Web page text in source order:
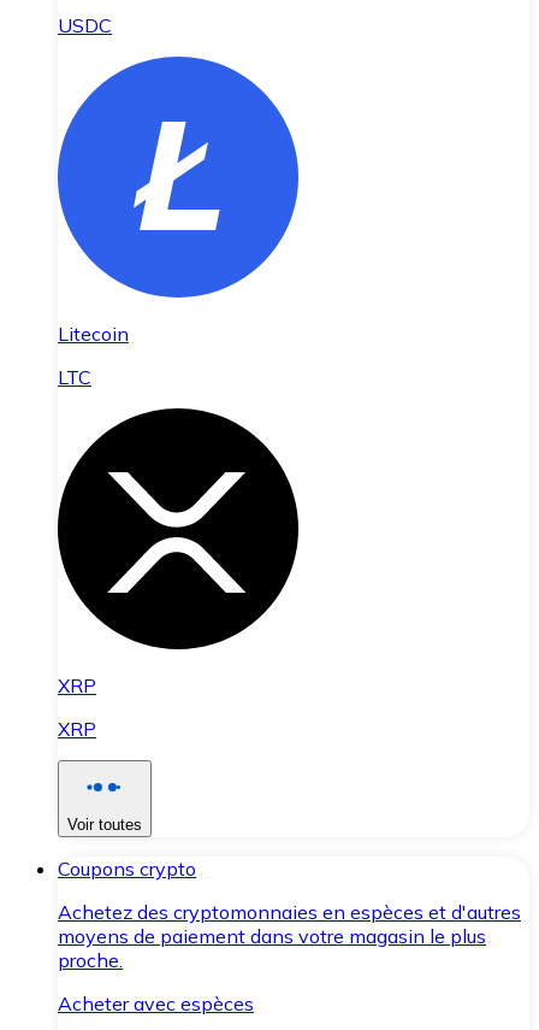
USDC
Litecoin
LTC
XRP
XRP
Voir toutes
Coupons crypto
Achetez des cryptomonnaies en espèces et d'autres
moyens de paiement dans votre magasin le plus
proche.
Acheter avec espèces